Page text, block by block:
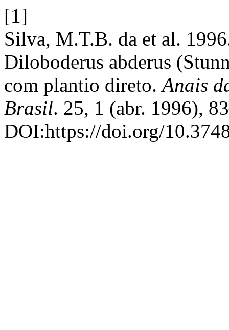
[1]
Silva, M.T.B. da et al.
Diloboderus abderus
com plantio direto.Anais
Brasil. 25, 1 (abr. 1996),
DOI:https://doi.org/